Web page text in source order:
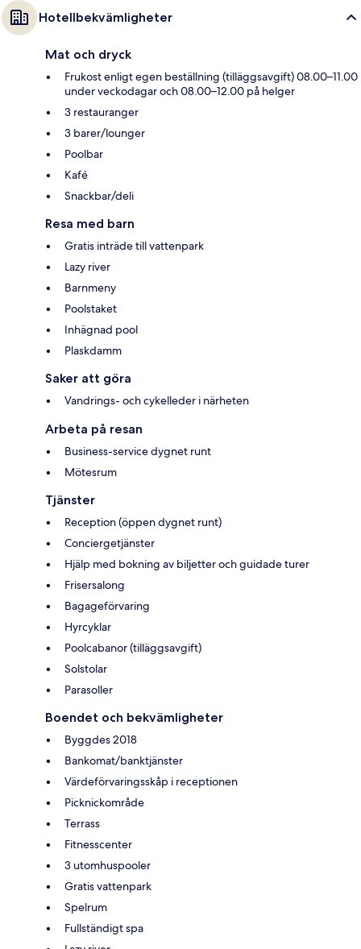
Hotellbekvämligheter
Mat och dryck
Frukost enligt egen beställning (tilläggsavgift) 08.00–11.00
under veckodagar och 08.00–12.00 på helger
3 restauranger
3 barer/lounger
Poolbar
Kafé
Snackbar/deli
Resa med barn
Gratis inträde till vattenpark
Lazy river
Barnmeny
Poolstaket
Inhägnad pool
Plaskdamm
Saker att göra
Vandrings- och cykelleder i närheten
Arbeta på resan
Business-service dygnet runt
Mötesrum
Tjänster
Reception (öppen dygnet runt)
Conciergetjänster
Hjälp med bokning av biljetter och guidade turer
Frisersalong
Bagageförvaring
Hyrcyklar
Poolcabanor (tilläggsavgift)
Solstolar
Parasoller
Boendet och bekvämligheter
Byggdes 2018
Bankomat/banktjänster
Värdeförvaringsskåp i receptionen
Picknickområde
Terrass
Fitnesscenter
3 utomhuspooler
Gratis vattenpark
Spelrum
Fullständigt spa